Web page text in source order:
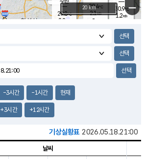
30.9℃
1.2m/s
2.8m/s
29.4℃
2.1m/s
-
29.8℃
2.8 m/s
−
20 km
-3시간 -1시간 현재
+3시간 +12시간
기상실황표 2026.05.18.21:00
날씨